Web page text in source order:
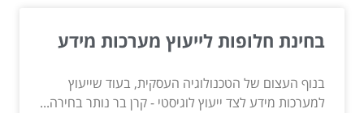
בחינת חלופות לייעוץ מערכות מידע
בנוף העצום של הטכנולוגיה העסקית, בעוד שייעוץ
למערכות מידע לצד ייעוץ לוגיסטי - קרן בר נותר בחירה...